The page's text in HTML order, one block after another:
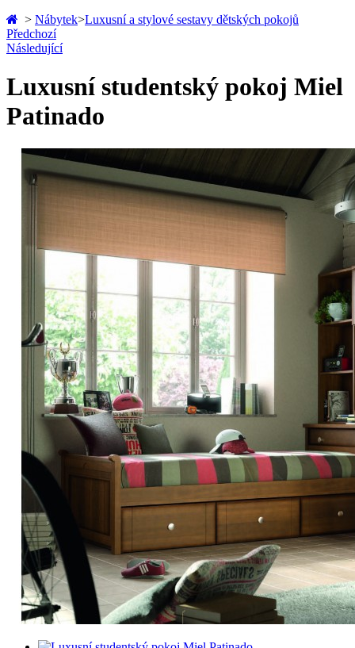
> Nábytek>Luxusní a stylové sestavy dětských pokojů
Předchozí
Následující
Luxusní studentský pokoj Miel
Patinado